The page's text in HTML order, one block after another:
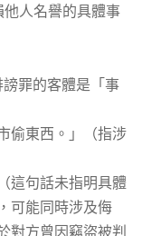
他人名譽的具體事
罪的客體是「事
偷東西。」（指涉
這句話未指明具體
可能同時涉及侮
對方曾因竊盜被判